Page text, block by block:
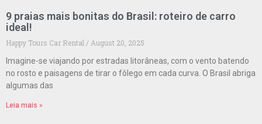
9 praias mais bonitas do Brasil: roteiro de carro
ideal!
Happy Tours Car Rental
August 20, 2025
Imagine-se viajando por estradas litorâneas, com o vento batendo
no rosto e paisagens de tirar o fôlego em cada curva. O Brasil abriga
algumas das
Leia mais »